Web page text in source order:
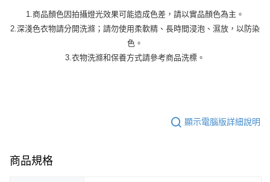
1.商品顏色因拍攝燈光效果可能造成色差，請以實品顏色為主。
2.深淺色衣物請分開洗滌；請勿使用柔軟精、長時間浸泡、濕放，以防染
色。
3.衣物洗滌和保養方式請參考商品洗標。
顯示電腦版詳細說明
商品規格